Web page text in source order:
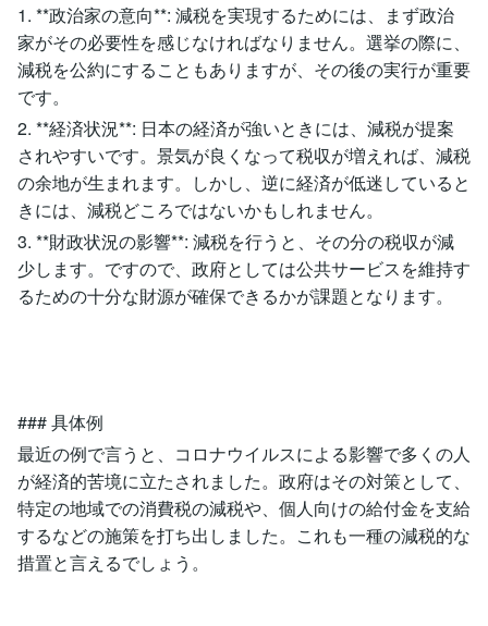
1. **政治家の意向**: 減税を実現するためには、まず政治
家がその必要性を感じなければなりません。選挙の際に、
減税を公約にすることもありますが、その後の実行が重要
です。
2. **経済状況**: 日本の経済が強いときには、減税が提案
されやすいです。景気が良くなって税収が増えれば、減税
の余地が生まれます。しかし、逆に経済が低迷していると
きには、減税どころではないかもしれません。
3. **財政状況の影響**: 減税を行うと、その分の税収が減
少します。ですので、政府としては公共サービスを維持す
るための十分な財源が確保できるかが課題となります。
### 具体例
最近の例で言うと、コロナウイルスによる影響で多くの人
が経済的苦境に立たされました。政府はその対策として、
特定の地域での消費税の減税や、個人向けの給付金を支給
するなどの施策を打ち出しました。これも一種の減税的な
措置と言えるでしょう。